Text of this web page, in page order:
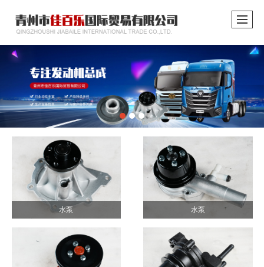
水泵 水泵